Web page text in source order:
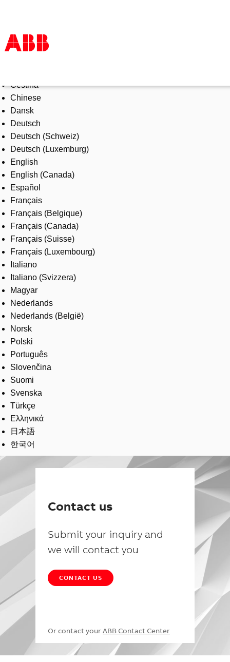
Products & Solutions
Industries
Services
About us
Where to buy
Contact us
Careers
Čeština
Chinese
Dansk
Deutsch
Deutsch (Schweiz)
Deutsch (Luxemburg)
English
English (Canada)
Español
Français
Français (Belgique)
Français (Canada)
Français (Suisse)
Français (Luxembourg)
Italiano
Italiano (Svizzera)
Magyar
Nederlands
Nederlands (België)
Norsk
Polski
Português
Slovenčina
Suomi
Svenska
Türkçe
Ελληνικά
日本語
한국어
Contact us
Submit your inquiry and
we will contact you
CONTACT US
Or contact your ABB Contact Center